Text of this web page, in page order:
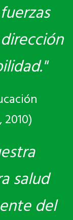
salud
del